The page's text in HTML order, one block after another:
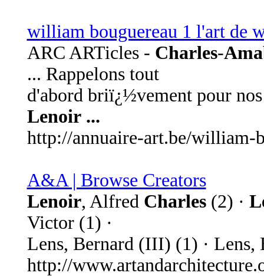
william bouguereau 1 l'art de
ARC ARTicles - Charles-
... Rappelons tout
d'abord briï¿½vement pour
Lenoir ...
http://annuaire-art.be/william-
A&A | Browse Creators
Lenoir, Alfred Charles(2) ·
Victor (1) ·
Lens, Bernard (III) (1) ·
http://